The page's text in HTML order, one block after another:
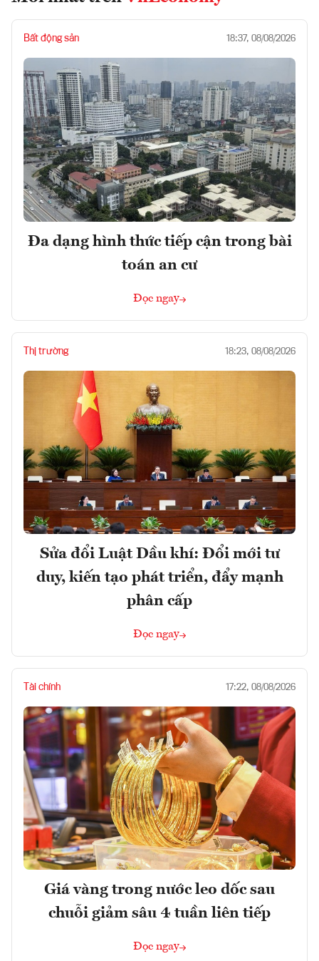
Bất động sản 18:37, 08/08/2026
Đa dạng hình thức tiếp cận trong bài
toán an cư
Đọc ngay
Thị trường 18:23, 08/08/2026
Sửa đổi Luật Dầu khí: Đổi mới tư
duy, kiến tạo phát triển, đẩy mạnh
phân cấp
Đọc ngay
Tài chính 17:22, 08/08/2026
Giá vàng trong nước leo dốc sau
chuỗi giảm sâu 4 tuần liên tiếp
Đọc ngay